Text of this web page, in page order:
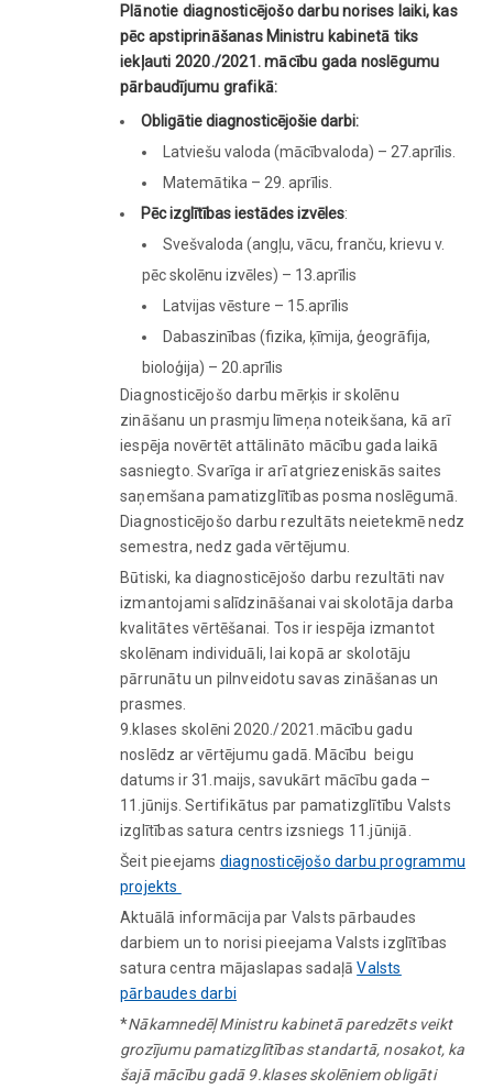
Plānotie diagnosticējošo darbu norises laiki, kas
pēc apstiprināšanas Ministru kabinetā tiks
iekļauti 2020./2021. mācību gada noslēgumu
pārbaudījumu grafikā:
Obligātie diagnosticējošie darbi:
Latviešu valoda (mācībvaloda) – 27.aprīlis.
Matemātika – 29. aprīlis.
Pēc izglītības iestādes izvēles:
Svešvaloda (angļu, vācu, franču, krievu v.
pēc skolēnu izvēles) – 13.aprīlis
Latvijas vēsture – 15.aprīlis
Dabaszinības (fizika, ķīmija, ģeogrāfija,
bioloģija) – 20.aprīlis
Diagnosticējošo darbu mērķis ir skolēnu
zināšanu un prasmju līmeņa noteikšana, kā arī
iespēja novērtēt attālināto mācību gada laikā
sasniegto. Svarīga ir arī atgriezeniskās saites
saņemšana pamatizglītības posma noslēgumā.
Diagnosticējošo darbu rezultāts neietekmē nedz
semestra, nedz gada vērtējumu.
Būtiski, ka diagnosticējošo darbu rezultāti nav
izmantojami salīdzināšanai vai skolotāja darba
kvalitātes vērtēšanai. Tos ir iespēja izmantot
skolēnam individuāli, lai kopā ar skolotāju
pārrunātu un pilnveidotu savas zināšanas un
prasmes.
9.klases skolēni 2020./2021.mācību gadu
noslēdz ar vērtējumu gadā. Mācību beigu
datums ir 31.maijs, savukārt mācību gada –
11.jūnijs. Sertifikātus par pamatizglītību Valsts
izglītības satura centrs izsniegs 11.jūnijā.
Šeit pieejams diagnosticējošo darbu programmu
projekts
Aktuālā informācija par Valsts pārbaudes
darbiem un to norisi pieejama Valsts izglītības
satura centra mājaslapas sadaļāValsts
pārbaudes darbi
*Nākamnedēļ Ministru kabinetā paredzēts veikt
grozījumu pamatizglītības standartā, nosakot, ka
šajā mācību gadā 9.klases skolēniem obligāti